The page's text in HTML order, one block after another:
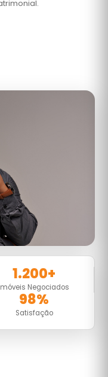
1.200+
Negociados
98%
Satisfação